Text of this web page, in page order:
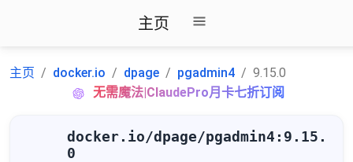
主页
主页 docker.io dpage pgadmin4
9.15.0
无需魔法|ClaudePro月卡七折订阅
docker.io/dpage/pgadmin4:9.15.
0